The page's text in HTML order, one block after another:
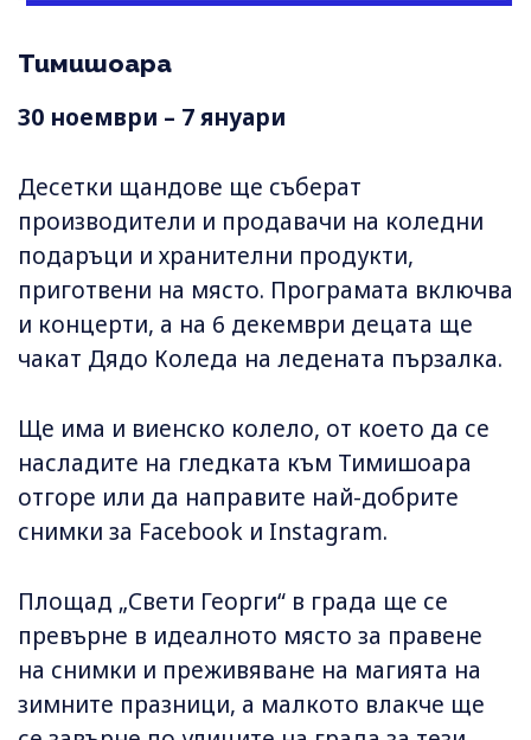
Тимишоара
30 ноември – 7 януари
Десетки щандове ще съберат
производители и продавачи на коледни
подаръци и хранителни продукти,
приготвени на място. Програмата включва
и концерти, а на 6 декември децата ще
чакат Дядо Коледа на ледената пързалка.
Ще има и виенско колело, от което да се
насладите на гледката към Тимишоара
отгоре или да направите най-добрите
снимки за Facebook и Instagram.
Площад „Свети Георги“ в града ще се
превърне в идеалното място за правене
на снимки и преживяване на магията на
зимните празници, а малкото влакче ще